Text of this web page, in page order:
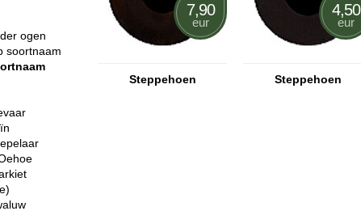
7,90
eur
Steppehoen
4,50
eur
Steppehoen
ogen
soortnaam